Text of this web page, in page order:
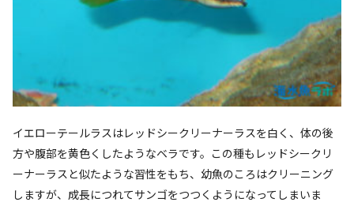
イエローテールラスはレッドシークリーナーラスを白く、体の後
方や腹部を黄色くしたようなベラです。この種もレッドシークリ
ーナーラスと似たような習性をもち、幼魚のころはクリーニング
しますが、成長につれてサンゴをつつくようになってしまいま